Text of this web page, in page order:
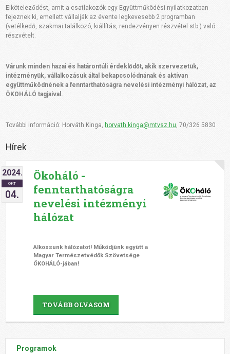
Elköteleződést, amit a csatlakozók egy Együttműködési nyilatkozatban
fejeznek ki, emellett vállalják az évente legkevesebb 2 programban
(vetélkedő, szakmai találkozó, kiállítás, rendezvényen részvétel stb.) való
részvételt.
Várunk minden hazai és határontúli érdeklődőt, akik szervezetük,
intézményük, vállalkozásuk által bekapcsolódnának és aktívan
együttműködnének a fenntarthatóságra nevelési intézményi hálózat, az
ÖKOHÁLÓ tagjaival.
További információ: Horváth Kinga, horvath.kinga@mtvsz.hu , 70/326 5830
Hírek
2024.
OKT
04.
Ökoháló -
fenntarthatóságra
nevelési intézményi
hálózat
Alkossunk hálózatot! Működjünk együtt a
Magyar Természetvédők Szövetsége
ÖKOHÁLÓ-jában!
TOVÁBB OLVASOM
Programok